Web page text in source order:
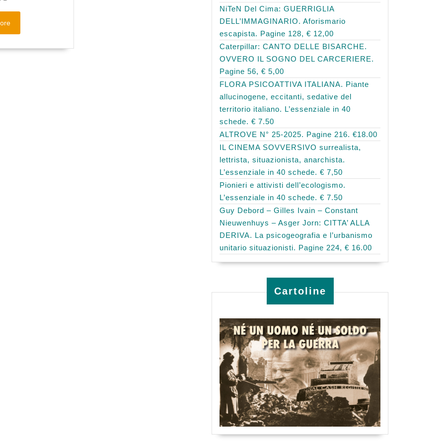
NiTeN Del Cima: GUERRIGLIA
DELL’IMMAGINARIO. Aforismario
escapista. Pagine 128, € 12,00
Caterpillar: CANTO DELLE BISARCHE.
OVVERO IL SOGNO DEL CARCERIERE.
Pagine 56, € 5,00
FLORA PSICOATTIVA ITALIANA. Piante
allucinogene, eccitanti, sedative del
territorio italiano. L’essenziale in 40
schede. € 7.50
ALTROVE N° 25-2025. Pagine 216. €18.00
IL CINEMA SOVVERSIVO surrealista,
lettrista, situazionista, anarchista.
L’essenziale in 40 schede. € 7,50
Pionieri e attivisti dell’ecologismo.
L’essenziale in 40 schede. € 7.50
Guy Debord – Gilles Ivain – Constant
Nieuwenhuys – Asger Jorn: CITTA’ ALLA
DERIVA. La psicogeografia e l’urbanismo
unitario situazionisti. Pagine 224, € 16.00
Cartoline